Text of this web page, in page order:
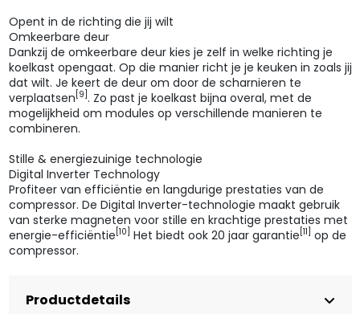
Opent in de richting die jij wilt
Omkeerbare deur
Dankzij de omkeerbare deur kies je zelf in welke richting je
koelkast opengaat. Op die manier richt je je keuken in zoals jij
dat wilt. Je keert de deur om door de scharnieren te
verplaatsen [9] . Zo past je koelkast bijna overal, met de
mogelijkheid om modules op verschillende manieren te
combineren.
Stille & energiezuinige technologie
Digital Inverter Technology
Profiteer van efficiëntie en langdurige prestaties van de
compressor. De Digital Inverter-technologie maakt gebruik
van sterke magneten voor stille en krachtige prestaties met
energie-efficiëntie [10] Het biedt ook 20 jaar garantie [11] op de
compressor.
Productdetails